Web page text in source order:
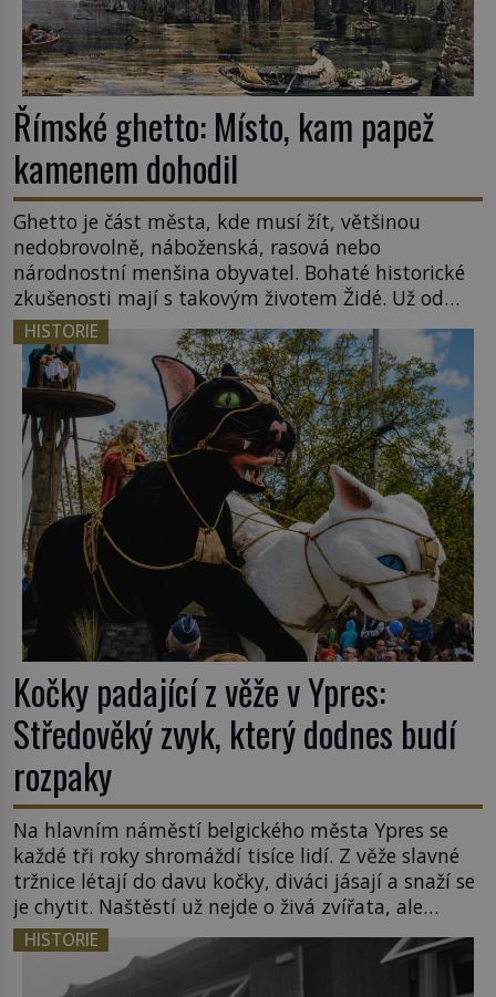
Římské ghetto: Místo, kam papež
kamenem dohodil
Ghetto je část města, kde musí žít, většinou
nedobrovolně, náboženská, rasová nebo
národnostní menšina obyvatel. Bohaté historické
zkušenosti mají s takovým životem Židé. Už od
středověku jsou totiž v každou chvíli nuceni v
nějakém žít. Mezi ty nejslavnější patří i římské
ghetto založené v roce 1555. Pokud jde o vztah
k Židům, nemá se Řím čím chlubit. […]
HISTORIE
Kočky padající z věže v Ypres:
Středověký zvyk, který dodnes budí
rozpaky
Na hlavním náměstí belgického města Ypres se
každé tři roky shromáždí tisíce lidí. Z věže slavné
tržnice létají do davu kočky, diváci jásají a snaží se
je chytit. Naštěstí už nejde o živá zvířata, ale
jenom o plyšové suvenýry. Kdysi to ale bylo jinak.
Tato veselá podívaná připomíná jeden z
nejpodivnějších a zároveň nejkrutějších zvyků […]
HISTORIE